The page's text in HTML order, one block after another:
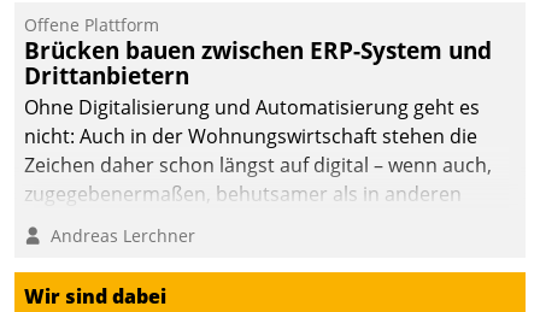
Die monatlichen
Mitteilungen zum
Heizungs- und
Wasserverbrauch gehen
automatisiert, vollständig
und auf Wunsch über
mehrere zuvor
Kommunikationswege bei
den Empfängern ein.
Offene Plattform
Brücken bauen zwischen ERP-System und
Drittanbietern
Ohne Digitalisierung und Automatisierung geht es
nicht: Auch in der Wohnungswirtschaft stehen die
Zeichen daher schon längst auf digital – wenn auch,
zugegebenermaßen, behutsamer als in anderen
Branchen.
Andreas Lerchner
Wir sind dabei